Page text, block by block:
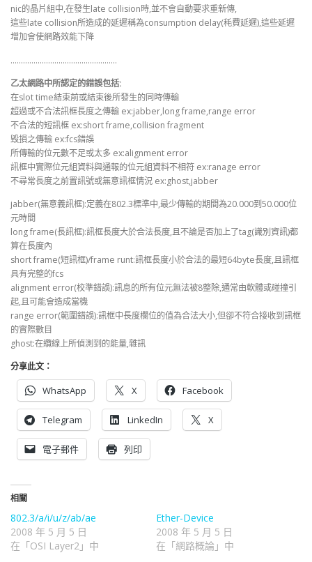
nic的晶片組中,在發生late collision時,並不會自動要求重新傳,
這些late collision所造成的延遲稱為consumption delay(秏費延遲),這些延遲
增加會使網路效能下降
……………………………………………
乙太網路中所認定的錯誤包括:
在slot time結束前或結束後所發生的同時傳輸
超過或不合法訊框長度之傳輸 ex:jabber,long frame,range error
不合法的短訊框 ex:short frame,collision fragment
毀損之傳輸 ex:fcs錯誤
所傳輸的位元數不足或太多 ex:alignment error
訊框中實際位元組資料與通報的位元組資料不相符 ex:ranage error
不尋常長度之前置訊號或無意訊框情況 ex:ghost,jabber
jabber(無意義訊框):定義在802.3標準中,最少傳輸的期間為20.000到50.000位
元時間
long frame(長訊框):訊框長度大於合法長度,且不論是否加上了tag(識別資訊)都
算在長度內
short frame(短訊框)/frame runt:訊框長度小於合法的最短64byte長度,且訊框
具有完整的fcs
alignment error(校準錯誤):訊息的所有位元無法被8整除,通常由軟體或碰撞引
起,且可能會造成當機
range error(範圍錯誤):訊框中長度欄位的值為合法大小,但卻不符合接收到訊框
的實際數目
ghost:在纜線上所偵測到的能量,雜訊
分享此文：
WhatsApp X Facebook
Telegram LinkedIn X
電子郵件 列印
相關
802.3/a/i/u/z/ab/ae
2008 年 5 月 5 日
在「OSI Layer2」中
Ether-Device
2008 年 5 月 5 日
在「網路概論」中